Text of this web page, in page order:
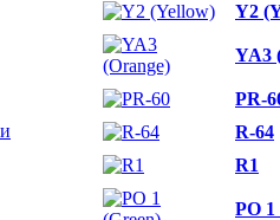
Y2
YA3
PR-
R-64
R1
PO 1